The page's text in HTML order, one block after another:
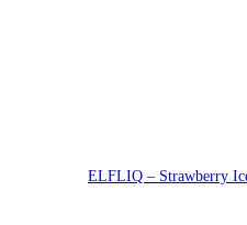
ELFLIQ – Strawberry